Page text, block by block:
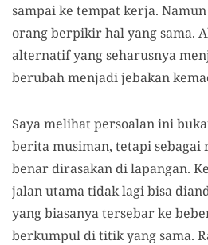
sampai ke tempat kerja.
orang berpikir hal yang sama.
alternatif yang seharusnya
berubah menjadi jebakan
Saya melihat persoalan ini
berita musiman, tetapi sebagai
benar dirasakan di lapangan.
jalan utama tidak lagi bisa
yang biasanya tersebar ke
berkumpul di titik yang sama.